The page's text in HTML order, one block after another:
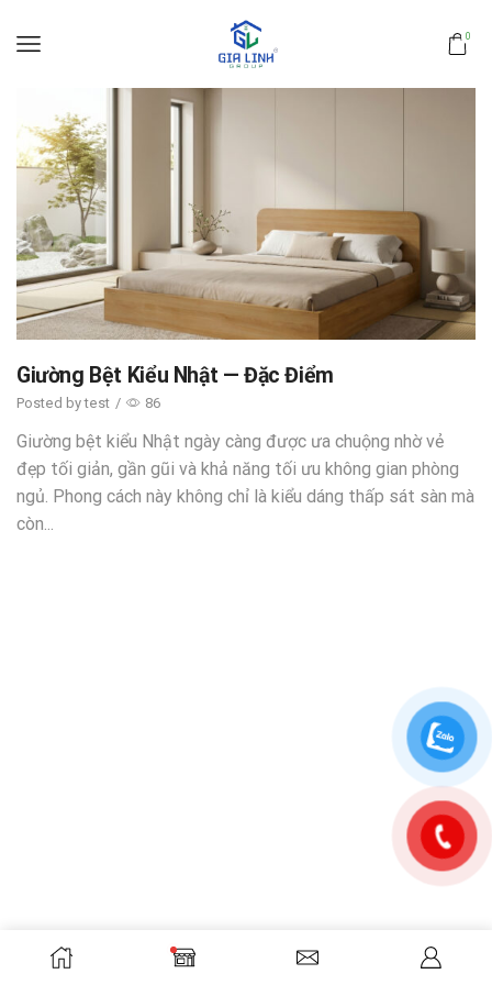
0
Giường Bệt Kiểu Nhật — Đặc Điểm
Posted bytest / 86
Giường bệt kiểu Nhật ngày càng được ưa chuộng nhờ vẻ
đẹp tối giản, gần gũi và khả năng tối ưu không gian phòng
ngủ. Phong cách này không chỉ là kiểu dáng thấp sát sàn mà
còn...